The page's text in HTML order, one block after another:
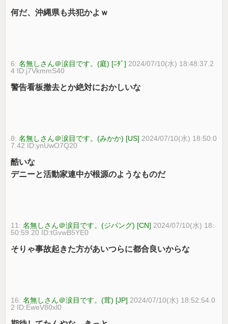
何だ、沖縄県も共犯かよｗ
6:名無しさん＠涙目です。(庭) [ﾆﾀﾞ] 2024/07/10(水) 18:48:37.2
4 ID:j7VkmmS40
警告看板撤去とか絶対におかしいな
8:名無しさん＠涙目です。(みかか) [US] 2024/07/10(水) 18:50:0
7.42 ID:ynUwO7Q20
酷いな
デニーと活動家連中が根源のようなものだ
11:名無しさん＠涙目です。(ジパング) [CN] 2024/07/10(水) 18:
50:59.20 ID:tGvwB5YE0
そりゃ事故起きた方があいつらに都合良いからな
16:名無しさん＠涙目です。(茸) [JP] 2024/07/10(水) 18:52:54.0
2 ID:EweV80xl0